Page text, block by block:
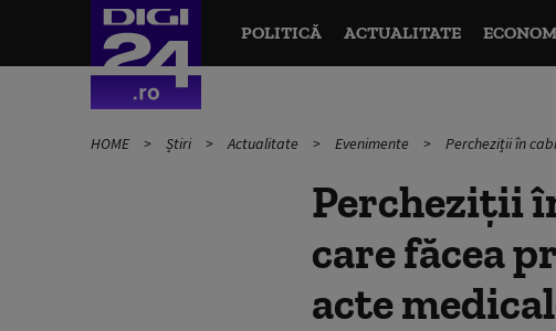
POLITICĂ ACTUALITATE
HOME Știri Actualitate Evenimente Percheziții în
Percheziții
care făcea
acte